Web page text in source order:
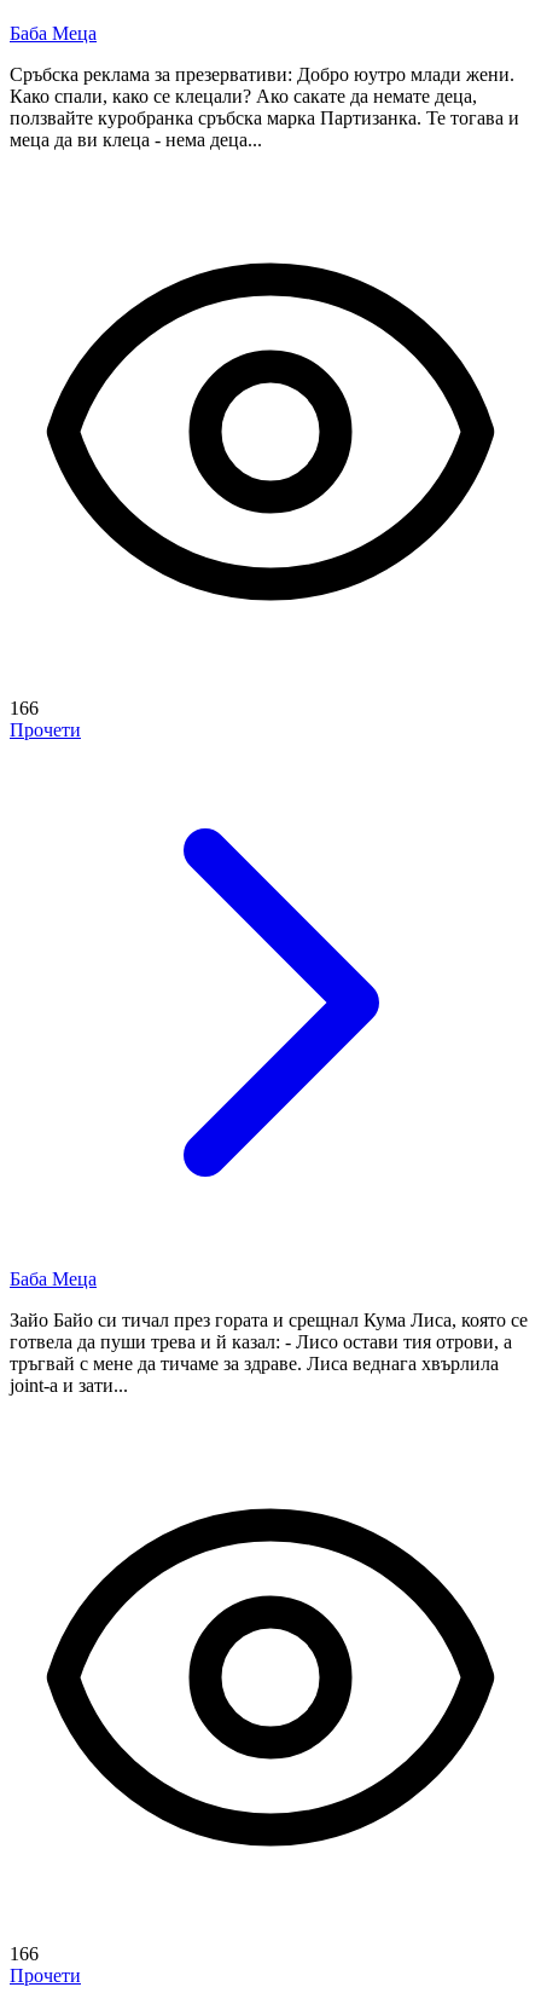
Баба Меца
Сръбска реклама за презервативи: Добро юутро млади жени.
Како спали, како се клецали? Ако сакате да немате деца,
ползвайте куробранка сръбска марка Партизанка. Те тогава и
меца да ви клеца - нема деца...
166
Прочети
Баба Меца
Зайо Байо си тичал през гората и срещнал Кума Лиса, която се
готвела да пуши трева и й казал: - Лисо остави тия отрови, а
тръгвай с мене да тичаме за здраве. Лиса веднага хвърлила
joint-а и зати...
166
Прочети